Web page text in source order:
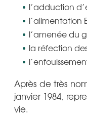
l’adduction
l’alimentation
l’amenée du
la réfection
Après de très
janvier 1984,
vie.